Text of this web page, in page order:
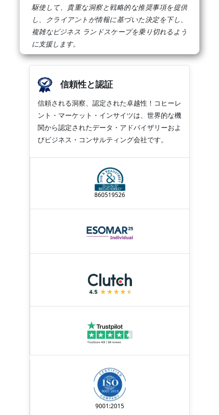
駆使して、貴重な洞察と戦略的な推奨事項を提供
し、クライアントが情報に基づいた決定を下し、
複雑なビジネス ランドスケープを乗り切れるよう
に支援します。
信頼性と認証
信頼される洞察、認定された卓越性！コヒーレ
ント・マーケット・インサイツは、世界的な機
関から認定されたデータ・アドバイザリーおよ
びビジネス・コンサルティング会社です。
860519526
9001:2015